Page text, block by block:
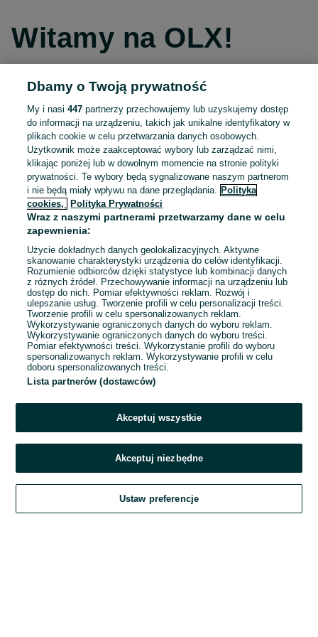
Witamy na OLX!
Kontynuuj przez Facebooka
Kontynuuj przez konto Apple
Kontynuuj przez konto Google
LUB
E-mail
Hasło
Zaloguj się
Kontynuując za pośrednictwem jednego z dostawców wskazanych powyżej,
OLX.pl w jego aktualnym brzmieniu.
Dbamy o Twoją prywatność
My i nasi447 partnerzy przechowujemy lub uzyskujemy dostęp
do informacji na urządzeniu, takich jak unikalne identyfikatory w
plikach cookie w celu przetwarzania danych osobowych.
Użytkownik może zaakceptować wybory lub zarządzać nimi,
klikając poniżej lub w dowolnym momencie na stronie polityki
prywatności. Te wybory będą sygnalizowane naszym partnerom
i nie będą miały wpływu na dane przeglądania.
Polityka
cookies,
Polityka Prywatności
Wraz z naszymi partnerami przetwarzamy dane w celu
zapewnienia:
Użycie dokładnych danych geolokalizacyjnych. Aktywne
skanowanie charakterystyki urządzenia do celów identyfikacji.
Rozumienie odbiorców dzięki statystyce lub kombinacji danych
z różnych źródeł. Przechowywanie informacji na urządzeniu lub
dostęp do nich. Pomiar efektywności reklam. Rozwój i
ulepszanie usług. Tworzenie profili w celu personalizacji treści.
Tworzenie profili w celu spersonalizowanych reklam.
Wykorzystywanie ograniczonych danych do wyboru reklam.
Wykorzystywanie ograniczonych danych do wyboru treści.
Pomiar efektywności treści. Wykorzystanie profili do wyboru
spersonalizowanych reklam. Wykorzystywanie profili w celu
doboru spersonalizowanych treści.
Lista partnerów (dostawców)
Akceptuj wszystkie
Akceptuj niezbędne
Ustaw preferencje